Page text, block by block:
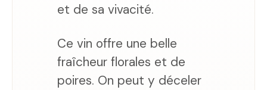
et de sa vivacité.
Ce vin offre une belle
fraîcheur florales et de
poires. On peut y déceler